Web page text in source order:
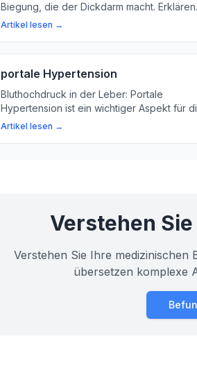
Biegung, die der Dickdarm macht. Erklären
Sie sich mit uns und erfahren Sie mehr über
Artikel lesen →
portale Hypertension
Bluthochdruck in der Leber: Portale
Hypertension ist ein wichtiger Aspekt für
Gesundheit. Hier erfahren Sie, was es
Artikel lesen →
Verstehen
Verstehen Sie Ihre
übersetzen komplexe